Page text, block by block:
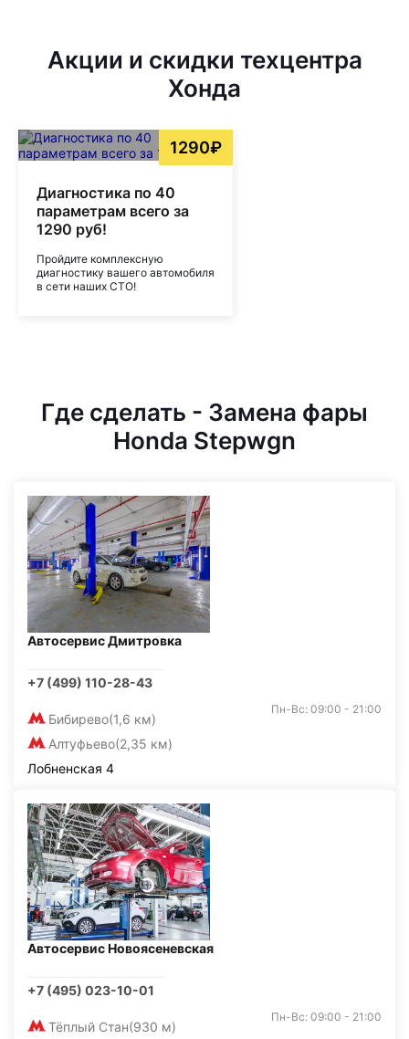
Акции и скидки техцентра
Хонда
1290₽
Диагностика по 40
параметрам всего за
1290 руб!
Пройдите комплексную
диагностику вашего автомобиля
в сети наших СТО!
Где сделать - Замена фары
Honda Stepwgn
Автосервис Дмитровка
+7 (499) 110-28-43
Бибирево(1,6 км)
Алтуфьево(2,35 км)
Пн-Вс: 09:00 - 21:00
Лобненская 4
Автосервис Новоясеневская
+7 (495) 023-10-01
Тёплый Стан(930 м)
Пн-Вс: 09:00 - 21:00